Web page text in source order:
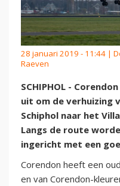
28 januari 2019 - 11:44 |
Raeven
SCHIPHOL -
uit om de verhuizing
Schiphol naar het
Langs de route
ingericht met een
Corendon heeft een
en van Corendon-